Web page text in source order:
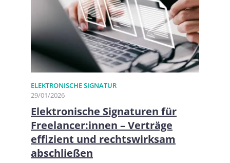
ELEKTRONISCHE SIGNATUR
29/01/2026
Elektronische Signaturen für
Freelancer:innen – Verträge
effizient und rechtswirksam
abschließen